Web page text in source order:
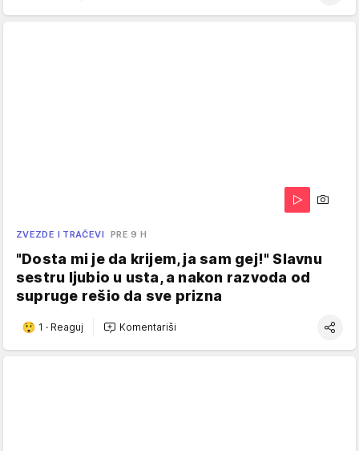
ZVEZDE I TRAČEVI PRE 9 H
"Dosta mi je da krijem, ja sam gej!" Slavnu
sestru ljubio u usta, a nakon razvoda od
supruge rešio da sve prizna
1 · Reaguj Komentariši